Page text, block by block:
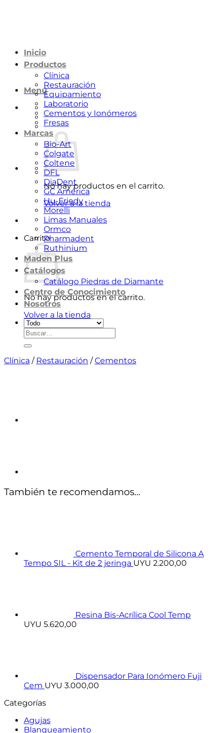
Menú
No hay productos en el carrito.
Volver a la tienda
Carrito
No hay productos en el carrito.
Volver a la tienda
Inicio
Productos
Clínica
Restauración
Equipamiento
Laboratorio
Cementos y Ionómeros
Fresas
Marcas
Bio-Art
Colgate
Coltene
DFL
DiaDent
GC América
Hu-Friedy
Morelli
Limas Manuales
Ormco
Pharmadent
Ruthinium
Maden Plus
Catálogos
Catálogo Piedras de Diamante
Centro de Conocimiento
Nosotros
Buscar
por:
Clínica / Restauración / Cementos
También te recomendamos…
Cemento Temporal de Silicona A
Tempo SIL - Kit de 2 jeringa UYU 2.200,00
Resina Bis-Acrílica Cool Temp
UYU 5.620,00
Dispensador Para Ionómero Fuji
Cem UYU 3.000,00
Categorías
Agujas
Blanqueamiento